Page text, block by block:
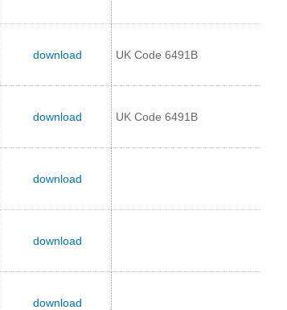
download UK Code 6491B
download UK Code 6491B
download
download
download